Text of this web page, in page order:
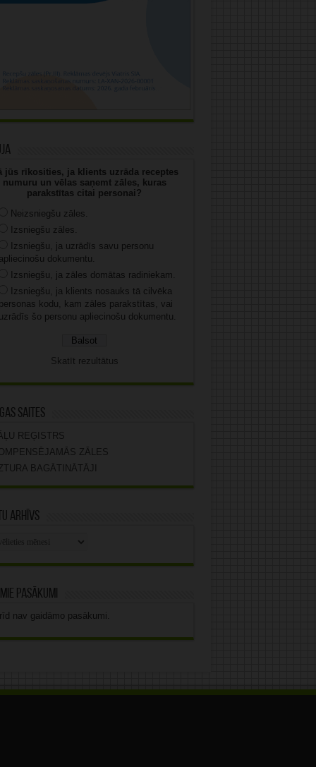
jūs rīkosities, ja klients uzrāda receptes
numuru un vēlas saņemt zāles, kuras
parakstītas citai personai?
Neizsniegšu zāles.
Izsniegšu zāles.
Izsniegšu, ja uzrādīs savu personu
dokumentu.
Izsniegšu, ja zāles domātas radiniekam.
Izsniegšu, ja klients nosauks tā cilvēka
kodu, kam zāles parakstītas, vai
šo personu apliecinošu dokumentu.
Skatīt rezultātus
saites
REĢISTRS
ZĀLES
BAGĀTINĀTĀJI
arhīvs
pasākumi
nav gaidāmo pasākumi.